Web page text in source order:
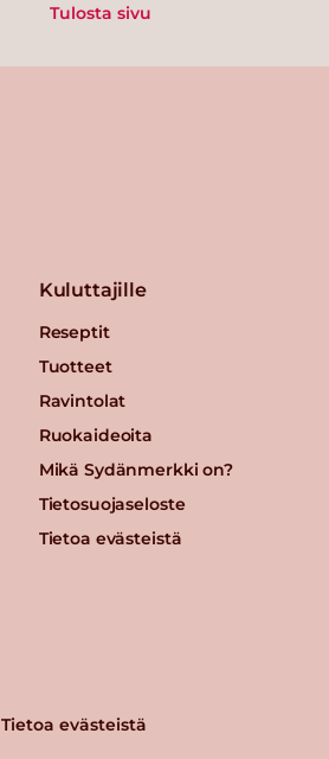
Tulosta sivu
Kuluttajille
Reseptit
Tuotteet
Ravintolat
Ruokaideoita
Mikä Sydänmerkki on?
Tietosuojaseloste
Tietoa evästeistä
Tietoa evästeistä